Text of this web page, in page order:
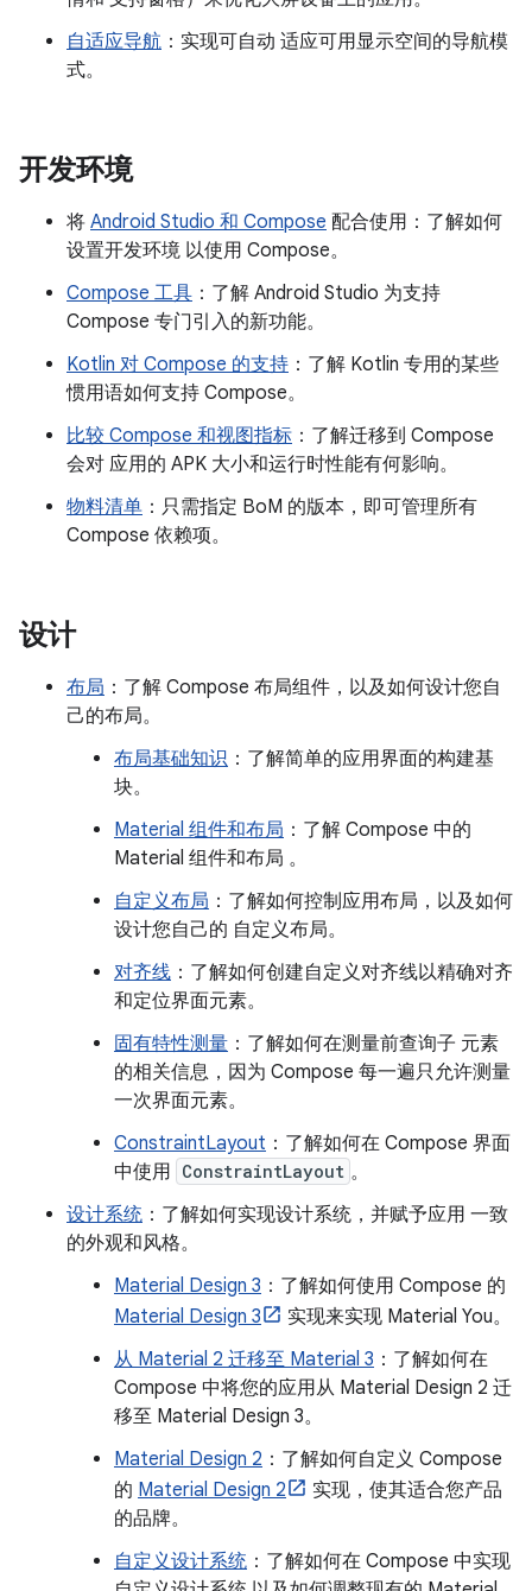
自适应导航 ：实现可自动 适应可用显示空间的导航模
式。
开发环境
将 Android Studio 和 Compose 配合使用：了解如何
设置开发环境 以使用 Compose。
Compose 工具 ：了解 Android Studio 为支持
Compose 专门引入的新功能。
Kotlin 对 Compose 的支持 ：了解 Kotlin 专用的某些
惯用语如何支持 Compose。
比较 Compose 和视图指标 ：了解迁移到 Compose
会对 应用的 APK 大小和运行时性能有何影响。
物料清单 ：只需指定 BoM 的版本，即可管理所有
Compose 依赖项。
设计
布局 ：了解 Compose 布局组件，以及如何设计您自
己的布局。
布局基础知识 ：了解简单的应用界面的构建基
块。
Material 组件和布局 ：了解 Compose 中的
Material 组件和布局 。
自定义布局 ：了解如何控制应用布局，以及如何
设计您自己的 自定义布局。
对齐线 ：了解如何创建自定义对齐线以精确对齐
和定位界面元素。
固有特性测量 ：了解如何在测量前查询子 元素
的相关信息，因为 Compose 每一遍只允许测量
一次界面元素。
ConstraintLayout ：了解如何在 Compose 界面
中使用 ConstraintLayout 。
设计系统 ：了解如何实现设计系统，并赋予应用 一致
的外观和风格。
Material Design 3 ：了解如何使用 Compose 的
Material Design 3
实现来实现 Material You。
从 Material 2 迁移至 Material 3 ：了解如何在
Compose 中将您的应用从 Material Design 2 迁
移至 Material Design 3。
Material Design 2 ：了解如何自定义 Compose
的 Material Design 2
实现，使其适合您产品
的品牌。
自定义设计系统 ：了解如何在 Compose 中实现